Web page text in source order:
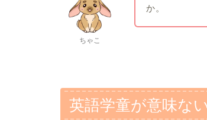
ちゃこ
か。
英語学童が意味な